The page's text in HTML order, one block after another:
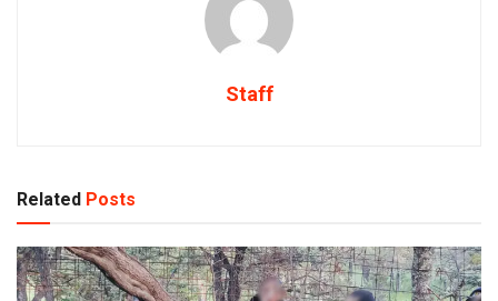
Staff
Related Posts